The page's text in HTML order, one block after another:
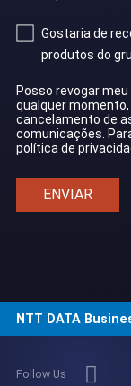
Gostaria de
produtos do
Posso revogar
qualquer
cancelamento de
comunicações.
política de
NTT DATA
Follow Us